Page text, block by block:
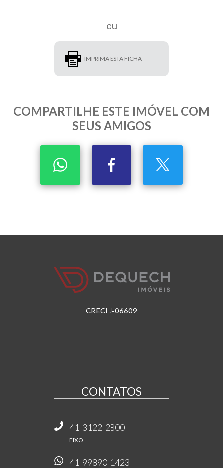
ou
IMPRIMA ESTA FICHA
COMPARTILHE ESTE IMÓVEL COM
SEUS AMIGOS
CRECI J-06609
CONTATOS
41-3122-2800
FIXO
41-99890-1423